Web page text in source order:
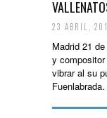
23 ABRIL,
Madrid 21
y
vibrar al su
Fuenlabrada.